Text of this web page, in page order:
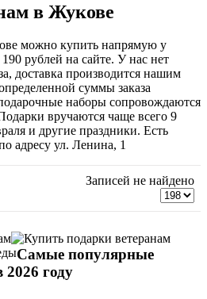
в Жукове
можно купить напрямую у
рублей на сайте. У нас нет
доставка производится нашим
суммы заказа
наборы сопровождаются
вручаются чаще всего 9
и другие праздники. Есть
адресу ул. Ленина, 1
Записей не найдено
Самые популярные
2026 году